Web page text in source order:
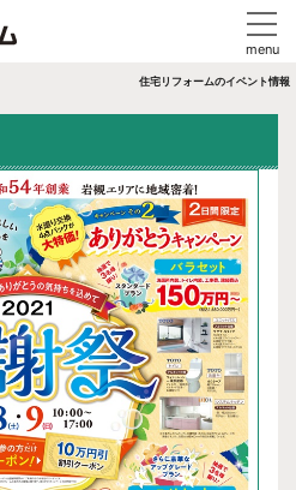
住宅リフォームのイベント情報